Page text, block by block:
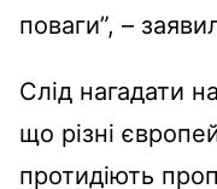
поваги”, –
Слід нагадати
що різні
протидіють